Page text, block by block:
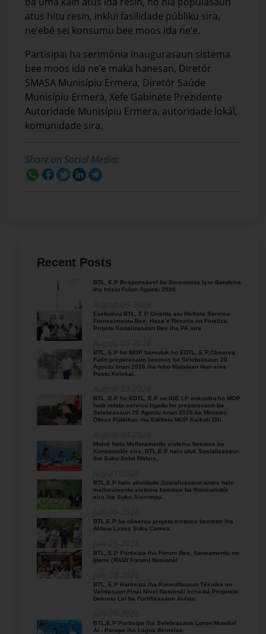
atus hitu resin, inklui fasilidade públiku sira,
ne’ebé sei konsumu bee moos ida ne’e.
Partisipai ha serimónia inaugurasaun sistema
bee moos ida ne’e maka hanesan, Diretór
SMASA Munisípiu Ermera, Diretór Saúde
Munisípiu Ermera, Xefe Gabinete Prezidente
Autoridade Munisípiu Ermera, autoridade lokál,
komunidade sira.
Share on Social Media:
Recent Posts
BTL, E.P Responsável ba Seremónia Içar Bandeira
iha Inísiu Fulan Agostu 2026
Ezekutivu BTL, E.P Orienta atu Mellora Servisu
Fornesimentu Bee, Hasa’e Reseita no Finaliza
Projetu Kanalizasaun Bee iha PA sira
BTL, E.P ho MOP hamutuk ho EDTL, E.P,Observa
Fatin preparasaun beemos ba Selebrasaun 20
Agostu tinan 2026 iha foho Matabian Hun area
Postu Kelekai.
BTL, E.P ho EDTL, E.P no IGE I.P enkontru ho MOP
hodi relata servisu ligadu ho preparasaun ba
Selebrasaun 20 Agostu tinan 2026 ba Ministro
Obras Públikas iha Edifisiu MOP Kaikoli Dili.
Molok halo Melloramentu sistema beemos ba
Konsumidór sira, BTL,E.P halo uluk Sosializasaun
iha Suku Seloi Malere,
BTL,E.P halo atividade Sosializasaun antes halo
melloramentu sistema beemos ba Konsumidór
sira iha Suku Aisirimou.
BTL,E.P ba observa projetu sistema beemos iha
Aldeia Lases Suku Camea.
BTL, E.P Partisipa iha Fórum Bee, Saneamentu no
Ijiene (𝑊𝐴𝑆𝐻 Forum) Nasionál
BTL, E.P Partisipa iha Konsultasaun Téknika no
Validasaun Finál Nível Nasionál kona-bá Proposta
Dekretu Lei ba Fortifikasaun Ai-han
BTL,E.P Partisipa iha Selebrasaun Loron Mundial
Ai - Parapa iha Lagoa Bemalae.